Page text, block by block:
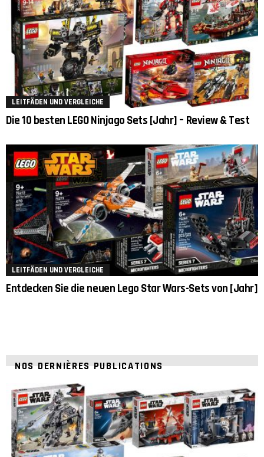
LEITFÄDEN UND VERGLEICHE
Die 10 besten LEGO Ninjago Sets [Jahr] – Review & Test
LEITFÄDEN UND VERGLEICHE
Entdecken Sie die neuen Lego Star Wars-Sets von [Jahr]
NOS DERNIÈRES PUBLICATIONS